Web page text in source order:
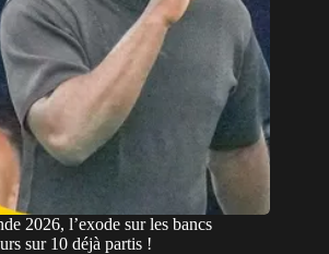
2026, l’exode sur les bancs
sur 10 déjà partis !